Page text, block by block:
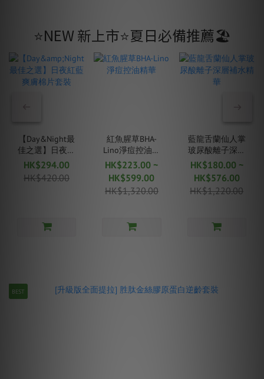
⭐️NEW 新上市⭐️夏日必備推薦🏖
【Day&Night最
佳之選】日夜紅
藍爽膚棉片套裝
HK$294.00
HK$420.00
紅魚腥草BHA-
Lino淨痘控油精
華
HK$223.00 ~
HK$599.00
HK$1,320.00
藍龍舌蘭仙人掌
玻尿酸離子深層
補水精華
HK$180.00 ~
HK$576.00
HK$1,220.00
BEST